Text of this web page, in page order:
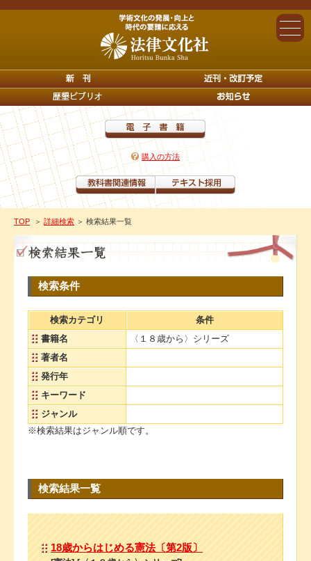
購入の方法
TOP ＞ 詳細検索 ＞ 検索結果一覧
検索条件
検索カテゴリ
条件
書籍名
〈１８歳から〉シリーズ
著者名
発行年
キーワード
ジャンル
※検索結果はジャンル順です。
検索結果一覧
18歳からはじめる憲法〔第2版〕